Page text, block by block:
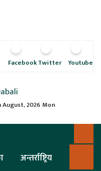
FacebookTwitter Youtube
August, 2026 Mon
अन्तर्राष्ट्रिय